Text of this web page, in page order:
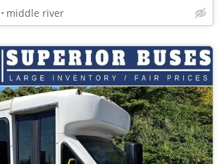
middle river